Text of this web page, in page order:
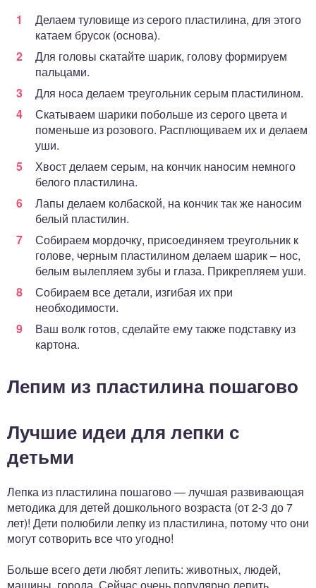
Делаем туловище из серого пластилина, для этого
катаем брусок (основа).
Для головы скатайте шарик, голову формируем
пальцами.
Для носа делаем треугольник серым пластилином.
Скатываем шарики побольше из серого цвета и
поменьше из розового. Расплющиваем их и делаем
уши.
Хвост делаем серым, на кончик наносим немного
белого пластилина.
Лапы делаем колбаской, на кончик так же наносим
белый пластилин.
Собираем мордочку, присоединяем треугольник к
голове, черным пластилином делаем шарик – нос,
белым вылепляем зубы и глаза. Прикрепляем уши.
Собираем все детали, изгибая их при
необходимости.
Ваш волк готов, сделайте ему также подставку из
картона.
Лепим из пластилина пошагово
Лучшие идеи для лепки с
детьми
Лепка из пластилина пошагово — лучшая развивающая
методика для детей дошкольного возраста (от 2-3 до 7
лет)! Дети полюбили лепку из пластилина, потому что они
могут сотворить все что угодно!
Больше всего дети любят лепить: животных, людей,
машины, города. Сейчас очень популярно лепить